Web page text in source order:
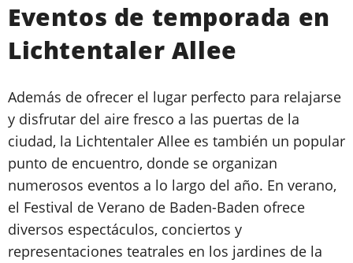
Eventos de temporada en
Lichtentaler Allee
Además de ofrecer el lugar perfecto para relajarse
y disfrutar del aire fresco a las puertas de la
ciudad, la Lichtentaler Allee es también un popular
punto de encuentro, donde se organizan
numerosos eventos a lo largo del año. En verano,
el Festival de Verano de Baden-Baden ofrece
diversos espectáculos, conciertos y
representaciones teatrales en los jardines de la